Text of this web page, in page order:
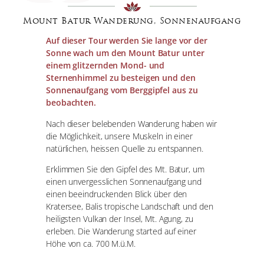
Mount Batur Wanderung, Sonnenaufgang
Auf dieser Tour werden Sie lange vor der
Sonne wach um den Mount Batur unter
einem glitzernden Mond- und
Sternenhimmel zu besteigen und den
Sonnenaufgang vom Berggipfel aus zu
beobachten.
Nach dieser belebenden Wanderung haben wir
die Möglichkeit, unsere Muskeln in einer
natürlichen, heissen Quelle zu entspannen.
Erklimmen Sie den Gipfel des Mt. Batur, um
einen unvergesslichen Sonnenaufgang und
einen beeindruckenden Blick über den
Kratersee, Balis tropische Landschaft und den
heiligsten Vulkan der Insel, Mt. Agung, zu
erleben. Die Wanderung started auf einer
Höhe von ca. 700 M.ü.M.